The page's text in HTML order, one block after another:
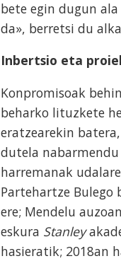
bete egin dugun
da», berretsi du
Inbertsio eta
Konpromisoak
beharko lituzkete
eratzearekin
dutela
harremanak
Partehartze
ere; Mendelu auzoan
eskura Stanley
hasieratik; 2018an